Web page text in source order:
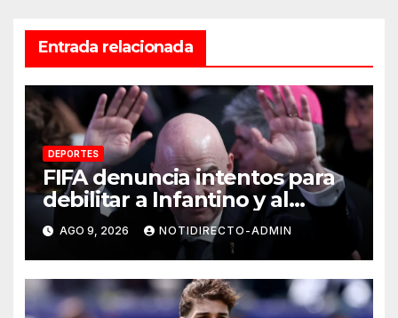
Entrada relacionada
DEPORTES
FIFA denuncia intentos para
debilitar a Infantino y al
propio organismo
AGO 9, 2026 NOTIDIRECTO-ADMIN